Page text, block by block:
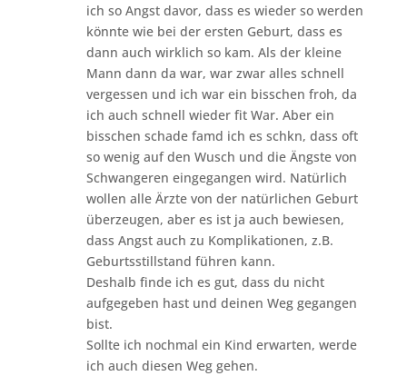
ich so Angst davor, dass es wieder so werden
könnte wie bei der ersten Geburt, dass es
dann auch wirklich so kam. Als der kleine
Mann dann da war, war zwar alles schnell
vergessen und ich war ein bisschen froh, da
ich auch schnell wieder fit War. Aber ein
bisschen schade famd ich es schkn, dass oft
so wenig auf den Wusch und die Ängste von
Schwangeren eingegangen wird. Natürlich
wollen alle Ärzte von der natürlichen Geburt
überzeugen, aber es ist ja auch bewiesen,
dass Angst auch zu Komplikationen, z.B.
Geburtsstillstand führen kann.
Deshalb finde ich es gut, dass du nicht
aufgegeben hast und deinen Weg gegangen
bist.
Sollte ich nochmal ein Kind erwarten, werde
ich auch diesen Weg gehen.